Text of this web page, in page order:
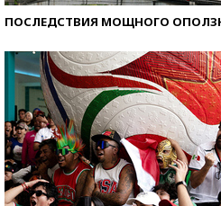
ПОСЛЕДСТВИЯ МОЩНОГО